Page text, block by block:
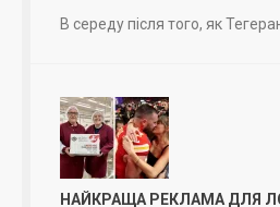
В середу після того, як
НАЙКРАЩА РЕКЛАМА ДЛЯ